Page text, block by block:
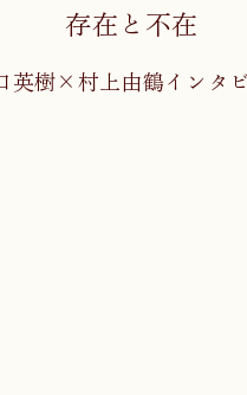
存在と不在
英樹×村上由鶴インタ